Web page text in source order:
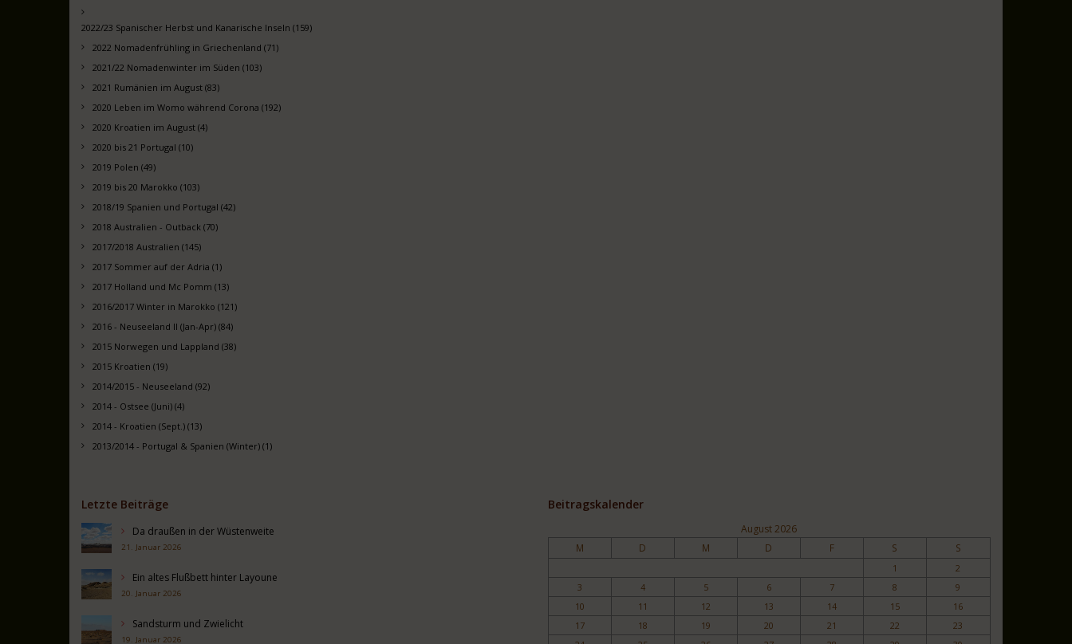
2022/23 Spanischer Herbst und Kanarische Inseln (159)
2022 Nomadenfrühling in Griechenland (71)
2021/22 Nomadenwinter im Süden (103)
2021 Rumänien im August (83)
2020 Leben im Womo während Corona (192)
2020 Kroatien im August (4)
2020 bis 21 Portugal (10)
2019 Polen (49)
2019 bis 20 Marokko (103)
2018/19 Spanien und Portugal (42)
2018 Australien - Outback (70)
2017/2018 Australien (145)
2017 Sommer auf der Adria (1)
2017 Holland und Mc Pomm (13)
2016/2017 Winter in Marokko (121)
2016 - Neuseeland II (Jan-Apr) (84)
2015 Norwegen und Lappland (38)
2015 Kroatien (19)
2014/2015 - Neuseeland (92)
2014 - Ostsee (Juni) (4)
2014 - Kroatien (Sept.) (13)
2013/2014 - Portugal & Spanien (Winter) (1)
Letzte Beiträge
Da draußen in der Wüstenweite
21. Januar 2026
Ein altes Flußbett hinter Layoune
20. Januar 2026
Sandsturm und Zwielicht
19. Januar 2026
Beitragskalender
August 2026
M D M D F S S
1
2
3
4 5 6 7 8
9
10
11 12 13 14 15
16
17
18 19 20 21 22
23